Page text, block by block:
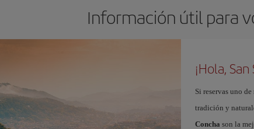
Información útil para
¡Hola,
Si reservas uno de
tradición y
Concha son la